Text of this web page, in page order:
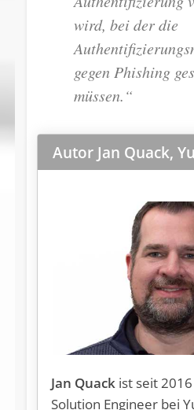
wird, bei der die
gegen Phishing
müssen.“
Autor Jan Quack,
Jan Quack ist seit
Solution Engineer bei